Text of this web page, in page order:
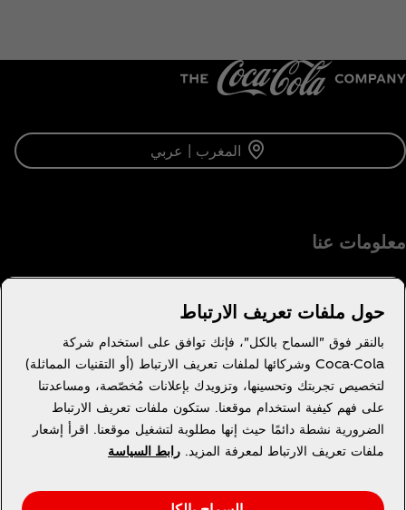
المغرب | عربي
معلومات عنا
تحتاج مساعدة؟
قانوني
حول ملفات تعريف الارتباط
بالنقر فوق "السماح بالكل"، فإنك توافق على استخدام شركة
Coca-Cola وشركائها لملفات تعريف الارتباط (أو التقنيات المماثلة)
لتخصيص تجربتك وتحسينها، وتزويدك بإعلانات مُخصّصة، ومساعدتنا
على فهم كيفية استخدام موقعنا. ستكون ملفات تعريف الارتباط
الضرورية نشطة دائمًا حيث إنها مطلوبة لتشغيل موقعنا. اقرأ إشعار
ملفات تعريف الارتباط لمعرفة المزيد. رابط السياسة